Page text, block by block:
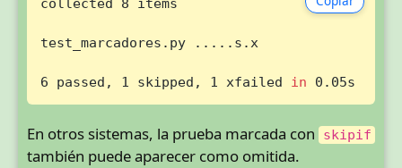
test_marcadores.py .....s.x
6 passed, 1 skipped, 1 xfailed in 0.05s
En otros sistemas, la prueba marcada con skipif
también puede aparecer como omitida.